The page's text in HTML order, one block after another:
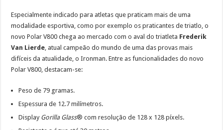
Especialmente indicado para atletas que praticam mais de uma
modalidade esportiva, como por exemplo os praticantes de triatlo, o
novo Polar V800 chega ao mercado com o aval do triatleta Frederik
Van Lierde, atual campeão do mundo de uma das provas mais
difíceis da atualidade, o Ironman. Entre as funcionalidades do novo
Polar V800, destacam-se:
Peso de 79 gramas.
Espessura de 12.7 milímetros.
Display Gorilla Glass® com resolução de 128 x 128 píxels.